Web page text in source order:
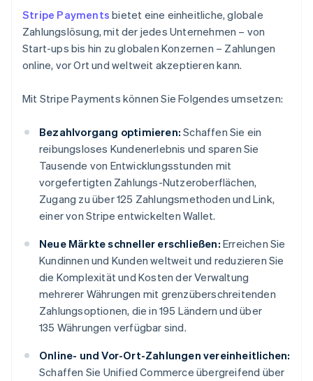
Stripe Payments bietet eine einheitliche, globale
Zahlungslösung, mit der jedes Unternehmen – von
Start-ups bis hin zu globalen Konzernen – Zahlungen
online, vor Ort und weltweit akzeptieren kann.
Mit Stripe Payments können Sie Folgendes umsetzen:
Bezahlvorgang optimieren: Schaffen Sie ein
reibungsloses Kundenerlebnis und sparen Sie
Tausende von Entwicklungsstunden mit
vorgefertigten Zahlungs-Nutzeroberflächen,
Zugang zu über 125 Zahlungsmethoden und Link,
einer von Stripe entwickelten Wallet.
Neue Märkte schneller erschließen: Erreichen Sie
Kundinnen und Kunden weltweit und reduzieren Sie
die Komplexität und Kosten der Verwaltung
mehrerer Währungen mit grenzüberschreitenden
Zahlungsoptionen, die in 195 Ländern und über
135 Währungen verfügbar sind.
Online- und Vor-Ort-Zahlungen vereinheitlichen:
Schaffen Sie Unified Commerce übergreifend über